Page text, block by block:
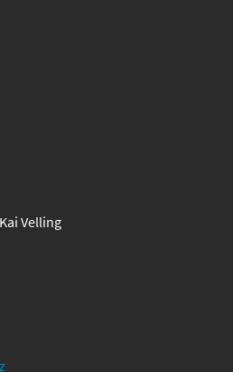
Velling